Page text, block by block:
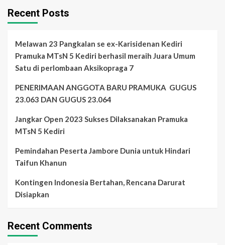
GUGUS
23.064
Recent Posts
Melawan 23 Pangkalan se ex-Karisidenan Kediri
Pramuka MTsN 5 Kediri berhasil meraih Juara Umum
Satu di perlombaan Aksikopraga 7
PENERIMAAN ANGGOTA BARU PRAMUKA GUGUS
23.063 DAN GUGUS 23.064
Jangkar Open 2023 Sukses Dilaksanakan Pramuka
MTsN 5 Kediri
Pemindahan Peserta Jambore Dunia untuk Hindari
Taifun Khanun
Kontingen Indonesia Bertahan, Rencana Darurat
Disiapkan
Recent Comments